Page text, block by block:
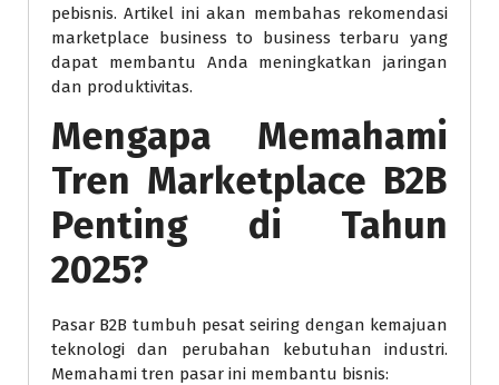
pebisnis. Artikel ini akan membahas rekomendasi
marketplace business to business terbaru yang
dapat membantu Anda meningkatkan jaringan
dan produktivitas.
Mengapa Memahami
Tren Marketplace B2B
Penting di Tahun
2025?
Pasar B2B tumbuh pesat seiring dengan kemajuan
teknologi dan perubahan kebutuhan industri.
Memahami tren pasar ini membantu bisnis: